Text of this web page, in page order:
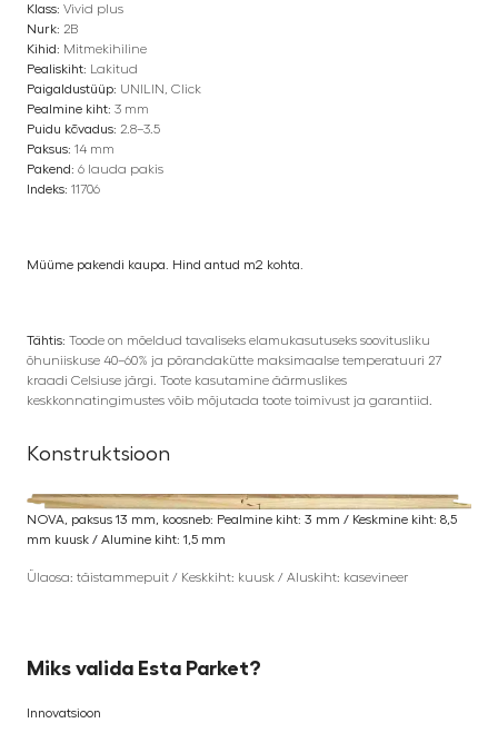
Klass: Vivid plus
Nurk: 2B
Kihid: Mitmekihiline
Pealiskiht: Lakitud
Paigaldustüüp: UNILIN, Click
Pealmine kiht: 3 mm
Puidu kõvadus: 2.8–3.5
Paksus: 14 mm
Pakend: 6 lauda pakis
Indeks: 11706
Müüme pakendi kaupa. Hind antud m2 kohta.
Tähtis: Toode on mõeldud tavaliseks elamukasutuseks soovitusliku
õhuniiskuse 40–60% ja põrandakütte maksimaalse temperatuuri 27
kraadi Celsiuse järgi. Toote kasutamine äärmuslikes
keskkonnatingimustes võib mõjutada toote toimivust ja garantiid.
Konstruktsioon
NOVA, paksus 13 mm, koosneb: Pealmine kiht: 3 mm / Keskmine kiht: 8,5
mm kuusk / Alumine kiht: 1,5 mm
Ülaosa: täistammepuit / Keskkiht: kuusk / Aluskiht: kasevineer
Miks valida Esta Parket?
Innovatsioon